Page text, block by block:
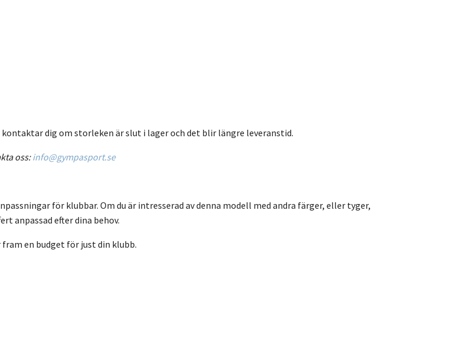
kontaktar dig om storleken är slut i lager och det blir längre leveranstid.
oss:info@gympasport.se
för klubbar. Om du är intresserad av denna modell med andra färger, eller tyger,
anpassad efter dina behov.
fram en budget för just din klubb.